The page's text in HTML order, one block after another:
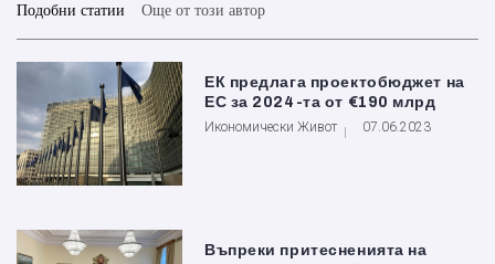
Подобни статии Още от този автор
ЕК предлага проектобюджет на
ЕС за 2024-та от €190 млрд
Икономически Живот 07.06.2023
Въпреки притесненията на